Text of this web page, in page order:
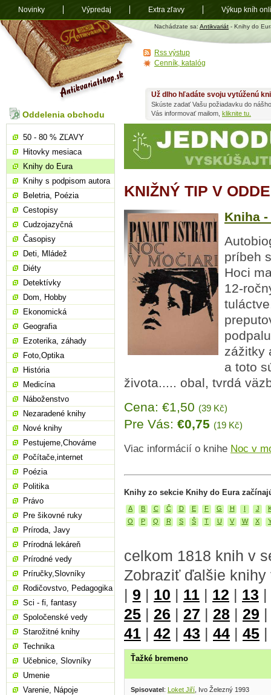
Antikvariát
shop.sk
Nachádzate sa: Antikvariát - Knihy do
KNIŽNÝ TIP V
Kniha
príbeh
Hoci
12-
zážitky
a toto
života..... obal, tvrdá
Cena: €1,50 (39 Kč)
Pre Vás: €0,75 (19 Kč)
Viac informácií o knihe Noc v
Knihy zo sekcie Knihy do Eura
A B C Č D E F G H I J
O
P Q R S Š T U V W X
celkom 1818 knih v
Zobraziť ďalšie
| 9 | 10 | 11 | 12 | 13 |
25 | 26 | 27 | 28 | 29
41 | 42 | 43 | 44 | 45
Ťažké bremeno
Spisovatel: Loket Jiří , Ivo Železný 1993
Už dlho hľadáte svoju vytúženú
Skúste zadať Vašu požiadavku do
Vás informovať mailom, kliknite tu.
Oddelenia obchodu
50 - 80 % ZĽAVY
Hitovky mesiaca
Knihy do Eura
Knihy s podpisom autora
Beletria, Poézia
Cestopisy
Cudzojazyčná
Časopisy
Deti, Mládež
Diéty
Detektívky
Dom, Hobby
Ekonomická
Geografia
Ezoterika, záhady
Foto,Optika
História
Medicína
Náboženstvo
Nezaradené knihy
Nové knihy
Pestujeme,Chováme
Počítače,internet
Poézia
Politika
Právo
Pre šikovné ruky
Príroda, Javy
Prírodná lekáreň
Prírodné vedy
Príručky,Slovníky
Rodičovstvo, Pedagogika
Sci - fi, fantasy
Spoločenské vedy
Starožitné knihy
Technika
Učebnice, Slovníky
Umenie
Varenie, Nápoje
Rss výstup
Cenník, katalóg
Novinky Výpredaj Extra zľavy Výkup kníh